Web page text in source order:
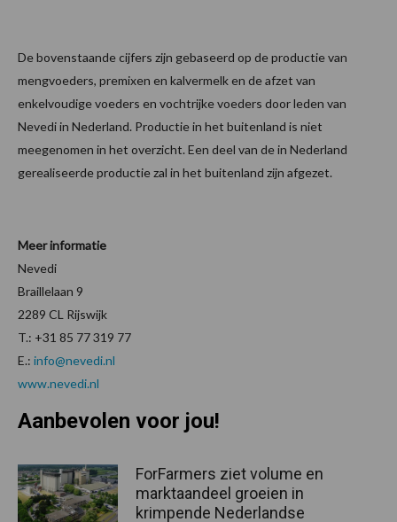
De bovenstaande cijfers zijn gebaseerd op de productie van
mengvoeders, premixen en kalvermelk en de afzet van
enkelvoudige voeders en vochtrijke voeders door leden van
Nevedi in Nederland. Productie in het buitenland is niet
meegenomen in het overzicht. Een deel van de in Nederland
gerealiseerde productie zal in het buitenland zijn afgezet.
Meer informatie
Nevedi
Braillelaan 9
2289 CL Rijswijk
T.: +31 85 77 319 77
E.: info@nevedi.nl
www.nevedi.nl
Aanbevolen voor jou!
ForFarmers ziet volume en
marktaandeel groeien in
krimpende Nederlandse